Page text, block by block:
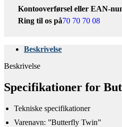
Kontooverførsel eller EAN-
Ring til os på70 70 70 08
Beskrivelse
Beskrivelse
Specifikationer for
Tekniske specifikationer​
Varenavn: ”Butterfly Twin”